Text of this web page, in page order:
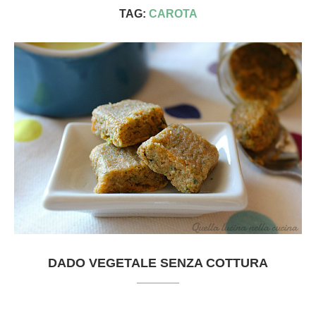
TAG: CAROTA
DADO VEGETALE SENZA COTTURA